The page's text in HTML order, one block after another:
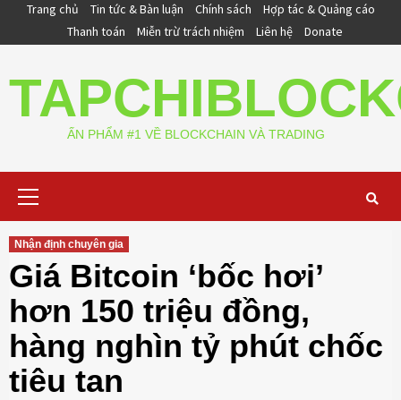
Trang chủ Tin tức & Bàn luận Chính sách
Hợp tác & Quảng cáo
Thanh toán
Miễn trừ trách nhiệm Liên hệ Donate
ẤN PHẨM #1 VỀ BLOCKCHAIN VÀ TRADING
Nhận định chuyên gia
Giá Bitcoin ‘bốc hơi’
hơn 150 triệu đồng,
hàng nghìn tỷ phút chốc
tiêu tan